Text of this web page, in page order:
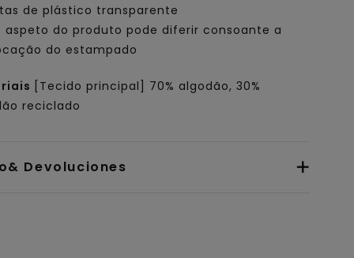
de plástico transparente
aspeto do produto pode diferir consoante a
do estampado
[Tecido principal] 70% algodão, 30%
reciclado
Devoluciones